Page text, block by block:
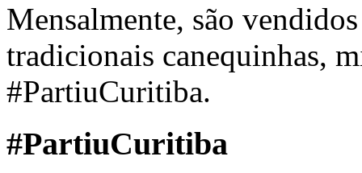
Mensalmente, são
tradicionais canequinhas,
#PartiuCuritiba.
#PartiuCuritiba